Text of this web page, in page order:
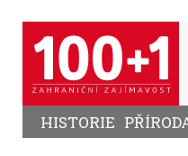
HISTORIE